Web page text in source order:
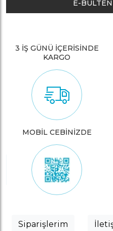
E-
3 İŞ GÜNÜ İÇERİSİNDE
KARGO
MOBİL CEBİNİZDE
Siparişlerim